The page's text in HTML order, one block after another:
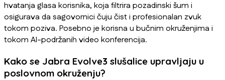
hvatanja glasa korisnika, koja filtrira pozadinski šum i
osigurava da sagovornici čuju čist i profesionalan zvuk
tokom poziva. Posebno je korisna u bučnim okruženjima i
tokom AI-podržanih video konferencija.
Kako se Jabra Evolve3 slušalice upravljaju u
poslovnom okruženju?